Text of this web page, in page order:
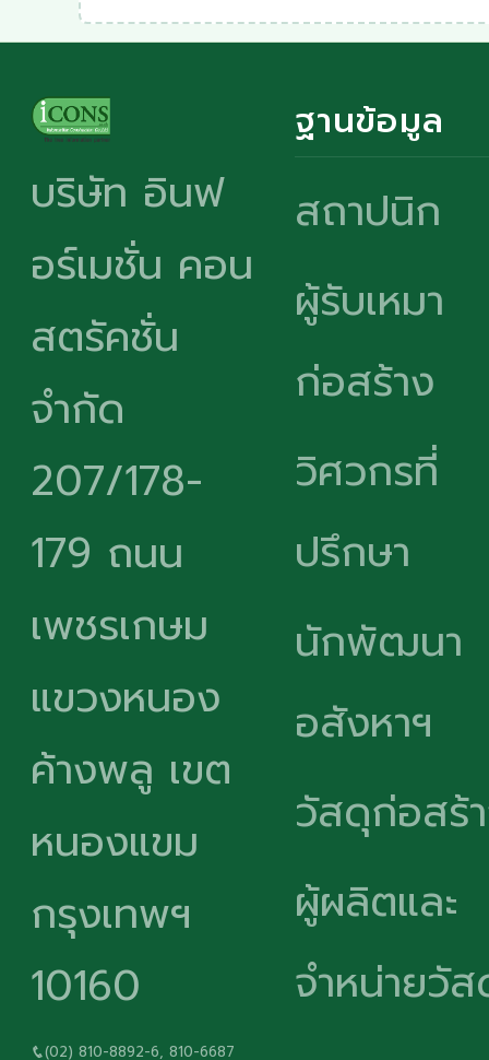
บริษัท อินฟ
อร์เมชั่น คอน
สตรัคชั่น
จำกัด
207/178-
179 ถนน
เพชรเกษม
แขวงหนอง
ค้างพลู เขต
หนองแขม
กรุงเทพฯ
10160
(02) 810-8892-6, 810-6687
ฐานข้อมูล
สถาปนิก
ผู้รับเหมา
ก่อสร้าง
วิศวกรที่
ปรึกษา
นักพัฒนา
อสังหาฯ
วัสดุก่อสร้
ผู้ผลิตและ
จำหน่ายวั